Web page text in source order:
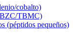
cobalto)
TBMC)
(péptidos pequeños)